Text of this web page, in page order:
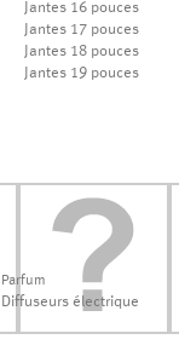
Jantes 16 pouces
Jantes 17 pouces
Jantes 18 pouces
Jantes 19 pouces
Parfum
Diffuseurs électrique